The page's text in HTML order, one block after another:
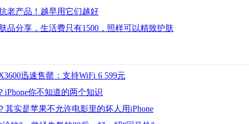
老产品！越早用它们越好
品分享，生活费只有1500，照样可以精致护肤
迅速售罄：支持WiFi 6 599元
iPhone你不知道的两个知识
其实是苹果不允许电影里的坏人用iPhone